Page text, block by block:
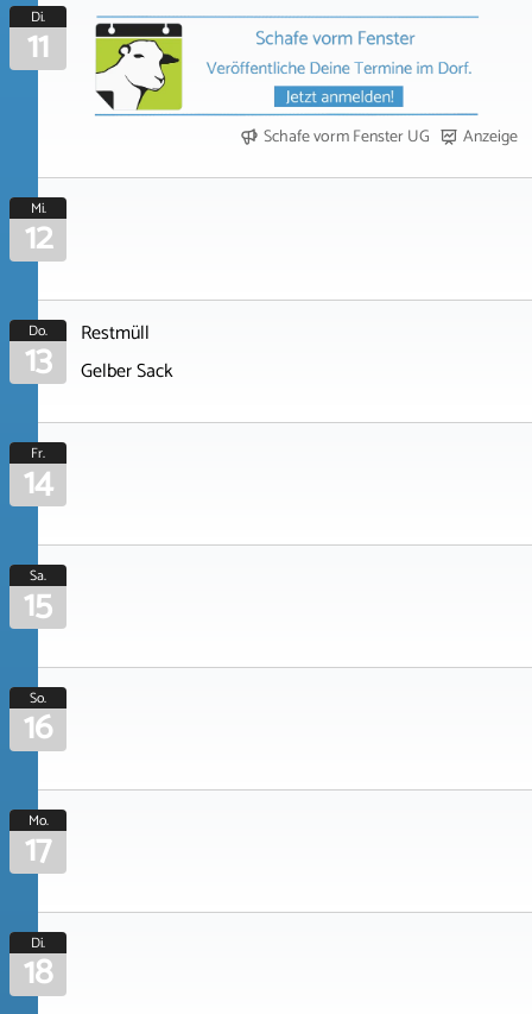
Di.
11
Schafe vorm Fenster UG Anzeige
Mi.
12
Do.
13
Restmüll
Gelber Sack
Fr.
14
Sa.
15
So.
16
Mo.
17
Di.
18